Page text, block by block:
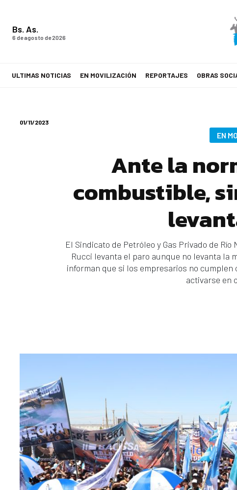
Bs. As.
6 de agosto de 2026
ULTIMAS NOTICIAS EN MOVILIZACIÓN REPORTAJES OBRAS
01/11/2023
EN
Ante la
combustible,
El Sindicato de Petróleo y Gas Privado de
Rucci levanta el paro aunque no levanta la
informan que si los empresarios no
activarse en